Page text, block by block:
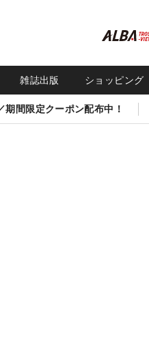
雑誌出版 ショッピング
期間限定クーポン配布中！